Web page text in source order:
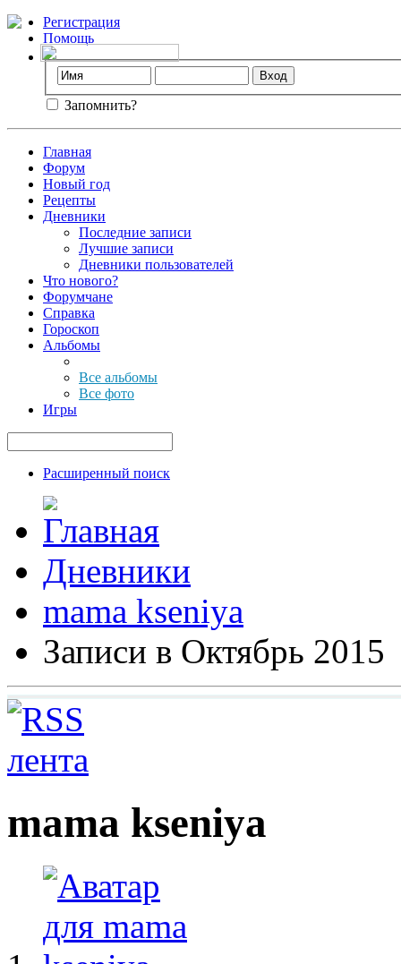
Регистрация
Помощь
Запомнить?
Главная
Форум
Новый год
Рецепты
Дневники
Последние записи
Лучшие записи
Дневники пользователей
Что нового?
Форумчане
Справка
Гороскоп
Альбомы
Все альбомы
Все фото
Игры
Расширенный поиск
Дневники
mama kseniya
Записи в Октябрь 2015
mama kseniya